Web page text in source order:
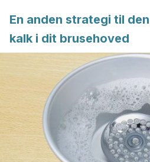
En anden strategi til
kalk i dit brusehoved